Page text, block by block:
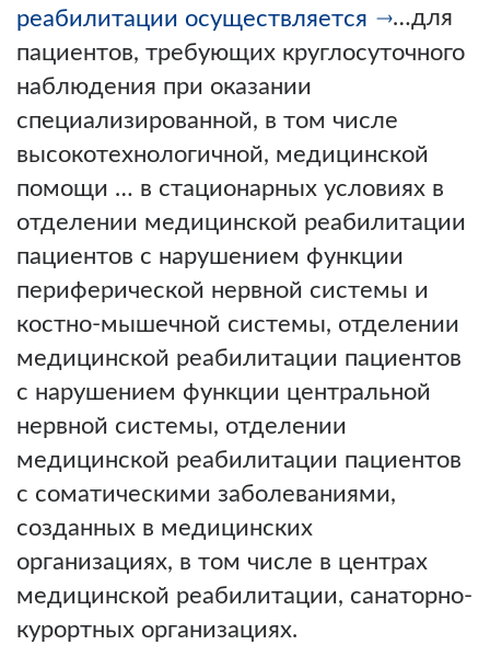
реабилитации осуществляется
…для
пациентов, требующих круглосуточного
наблюдения при оказании
специализированной, в том числе
высокотехнологичной, медицинской
помощи … в стационарных условиях в
отделении медицинской реабилитации
пациентов с нарушением функции
периферической нервной системы и
костно-мышечной системы, отделении
медицинской реабилитации пациентов
с нарушением функции центральной
нервной системы, отделении
медицинской реабилитации пациентов
с соматическими заболеваниями,
созданных в медицинских
организациях, в том числе в центрах
медицинской реабилитации, санаторно-
курортных организациях.